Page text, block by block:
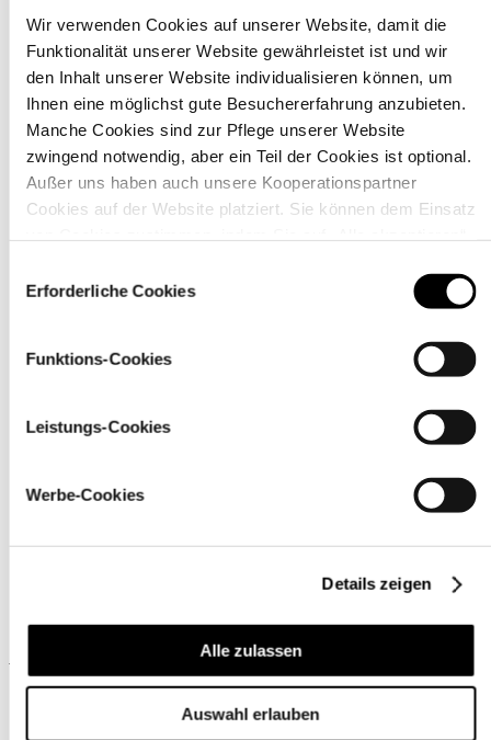
Wir verwenden Cookies auf unserer Website, damit die
Funktionalität unserer Website gewährleistet ist und wir
den Inhalt unserer Website individualisieren können, um
Ihnen eine möglichst gute Besuchererfahrung anzubieten.
Manche Cookies sind zur Pflege unserer Website
zwingend notwendig, aber ein Teil der Cookies ist optional.
Außer uns haben auch unsere Kooperationspartner
Cookies auf der Website platziert. Sie können dem Einsatz
über den Link „Cookie-Einstellungen
Erforderliche Cookies
Funktions-Cookies
Leistungs-Cookies
Werbe-Cookies
Details zeigen
Alle zulassen
Auswahl erlauben
Material
Pflegehinweise
Ähnliche Produkte